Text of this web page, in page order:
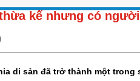
kế nhưng có
di sản đã trở thành một